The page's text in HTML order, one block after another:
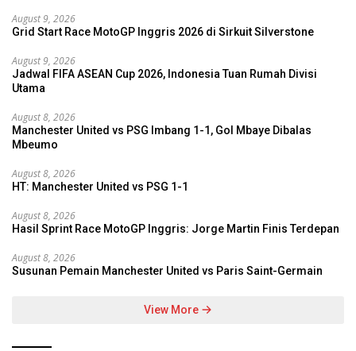
August 9, 2026
Grid Start Race MotoGP Inggris 2026 di Sirkuit Silverstone
August 9, 2026
Jadwal FIFA ASEAN Cup 2026, Indonesia Tuan Rumah Divisi
Utama
August 8, 2026
Manchester United vs PSG Imbang 1-1, Gol Mbaye Dibalas
Mbeumo
August 8, 2026
HT: Manchester United vs PSG 1-1
August 8, 2026
Hasil Sprint Race MotoGP Inggris: Jorge Martin Finis Terdepan
August 8, 2026
Susunan Pemain Manchester United vs Paris Saint-Germain
View More